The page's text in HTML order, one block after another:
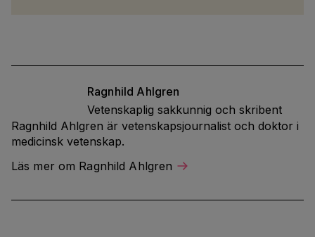
Ragnhild Ahlgren
Vetenskaplig sakkunnig och skribent
Ragnhild Ahlgren är vetenskapsjournalist och doktor i
medicinsk vetenskap.
Läs mer om Ragnhild Ahlgren